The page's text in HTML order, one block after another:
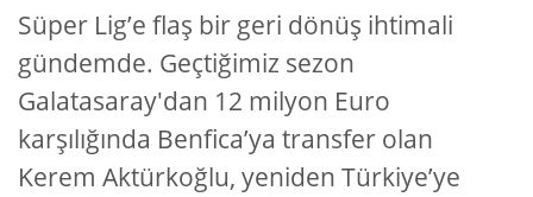
Süper Lig’e flaş bir geri dönüş ihtimali
gündemde. Geçtiğimiz sezon
Galatasaray'dan 12 milyon Euro
karşılığında Benfica’ya transfer olan
Kerem Aktürkoğlu, yeniden Türkiye’ye